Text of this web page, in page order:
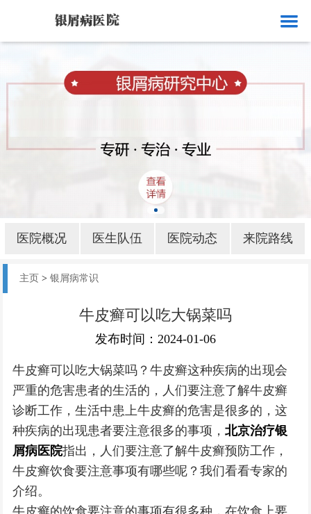
医院概况
银屑病护理
医院概况 医生队伍 医院动态 来院路线
主页 >银屑病常识
牛皮癣可以吃大锅菜吗
发布时间：2024-01-06
牛皮癣可以吃大锅菜吗？牛皮癣这种疾病的出现会
严重的危害患者的生活的，人们要注意了解牛皮癣
诊断工作，生活中患上牛皮癣的危害是很多的，这
种疾病的出现患者要注意很多的事项，北京治疗银
屑病医院指出，人们要注意了解牛皮癣预防工作，
牛皮癣饮食要注意事项有哪些呢？我们看看专家的
介绍。
牛皮癣的饮食要注意的事项有很多种，在饮食上要